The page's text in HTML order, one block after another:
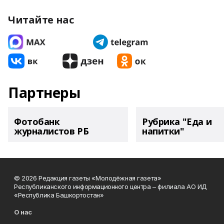
Читайте нас
Партнеры
Фотобанк
журналистов РБ
Рубрика "Еда и
напитки"
© 2026 Редакция газеты «Молодёжная газета»
Республиканского информационного центра – филиала АО ИД
«Республика Башкортостан»
О нас